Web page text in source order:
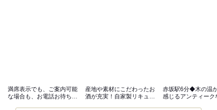
満席表示でも、ご案内可能
な場合も、お電話お待ちし
産地や素材にこだわったお
酒が充実！自家製リキュー
赤坂駅6分◆木の温
感じるアンティーク